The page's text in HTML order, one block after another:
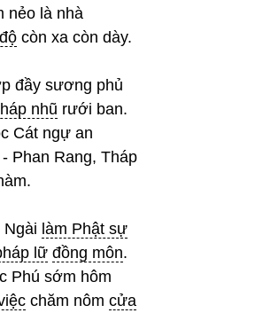
nẻo là nhà
còn xa còn dày.
đầy sương phủ
nhũ rưới ban.
Cát ngự an
Phan Rang, Tháp
làm Phật sự
lữ đồng môn.
Phú sớm hôm
chăm nôm cửa